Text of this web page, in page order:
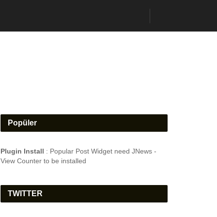
Popüler
Plugin Install : Popular Post Widget need JNews -
View Counter to be installed
TWITTER